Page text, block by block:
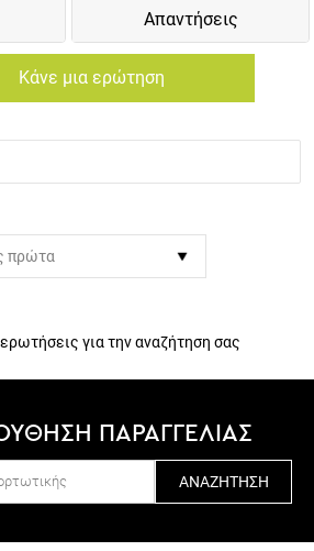
Απαντήσεις
Κάνε μια ερώτηση
για την αναζήτηση σας
ΠΑΡΑΓΓΕΛΙΑΣ
ΑΝΑΖΉΤΗΣΗ